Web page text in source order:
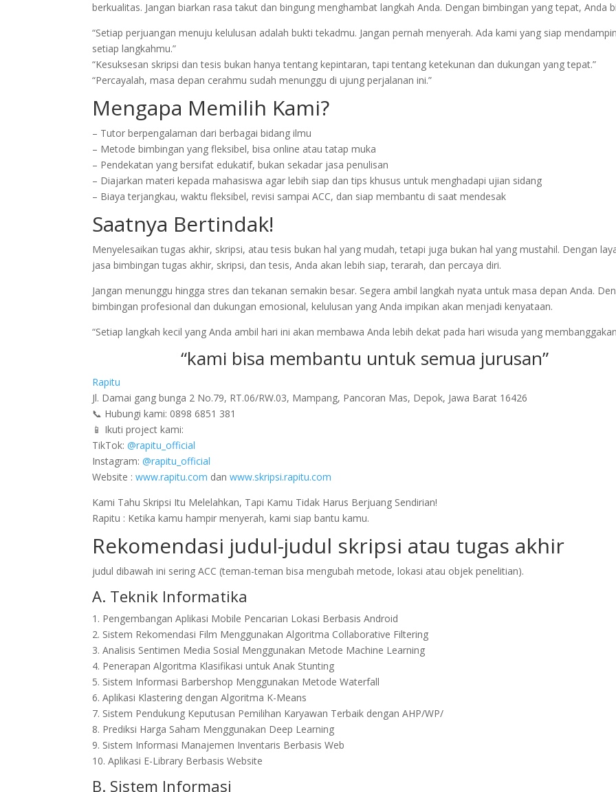
berkualitas. Jangan biarkan rasa takut dan bingung menghambat langkah Anda. Dengan bimbingan yang tepat, Anda
“Setiap perjuangan menuju kelulusan adalah bukti tekadmu. Jangan pernah menyerah. Ada kami yang siap
setiap langkahmu.”
“Kesuksesan skripsi dan tesis bukan hanya tentang kepintaran, tapi tentang ketekunan dan dukungan yang tepat.”
“Percayalah, masa depan cerahmu sudah menunggu di ujung perjalanan ini.”
Mengapa Memilih Kami?
– Tutor berpengalaman dari berbagai bidang ilmu
– Metode bimbingan yang fleksibel, bisa online atau tatap muka
– Pendekatan yang bersifat edukatif, bukan sekadar jasa penulisan
– Diajarkan materi kepada mahasiswa agar lebih siap dan tips khusus untuk menghadapi ujian sidang
– Biaya terjangkau, waktu fleksibel, revisi sampai ACC, dan siap membantu di saat mendesak
Saatnya Bertindak!
Menyelesaikan tugas akhir, skripsi, atau tesis bukan hal yang mudah, tetapi juga bukan hal yang mustahil. Dengan
jasa bimbingan tugas akhir, skripsi, dan tesis, Anda akan lebih siap, terarah, dan percaya diri.
Jangan menunggu hingga stres dan tekanan semakin besar. Segera ambil langkah nyata untuk masa depan Anda.
bimbingan profesional dan dukungan emosional, kelulusan yang Anda impikan akan menjadi kenyataan.
“Setiap langkah kecil yang Anda ambil hari ini akan membawa Anda lebih dekat pada hari wisuda yang
“kami bisa membantu untuk semua jurusan”
Rapitu
Jl. Damai gang bunga 2 No.79, RT.06/RW.03, Mampang, Pancoran Mas, Depok, Jawa Barat 16426
📞 Hubungi kami: 0898 6851 381
📱 Ikuti project kami:
TikTok:@rapitu_official
Instagram:@rapitu_official
Website :www.rapitu.com danwww.skripsi.rapitu.com
Kami Tahu Skripsi Itu Melelahkan, Tapi Kamu Tidak Harus Berjuang Sendirian!
Rapitu : Ketika kamu hampir menyerah, kami siap bantu kamu.
Rekomendasi judul-judul skripsi atau tugas akhir
judul dibawah ini sering ACC (teman-teman bisa mengubah metode, lokasi atau objek penelitian).
A. Teknik Informatika
1. Pengembangan Aplikasi Mobile Pencarian Lokasi Berbasis Android
2. Sistem Rekomendasi Film Menggunakan Algoritma Collaborative Filtering
3. Analisis Sentimen Media Sosial Menggunakan Metode Machine Learning
4. Penerapan Algoritma Klasifikasi untuk Anak Stunting
5. Sistem Informasi Barbershop Menggunakan Metode Waterfall
6. Aplikasi Klastering dengan Algoritma K-Means
7. Sistem Pendukung Keputusan Pemilihan Karyawan Terbaik dengan AHP/WP/
8. Prediksi Harga Saham Menggunakan Deep Learning
9. Sistem Informasi Manajemen Inventaris Berbasis Web
10. Aplikasi E-Library Berbasis Website
B. Sistem Informasi